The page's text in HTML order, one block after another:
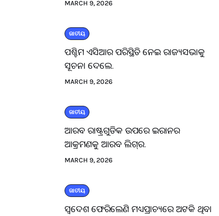
MARCH 9, 2026
ଜାତୀୟ
ପଶ୍ଚିମ ଏସିଆର ପରିସ୍ଥିତି ନେଇ ରାଜ୍ୟସଭାକୁ
ସୂଚନା ଦେଲେ.
MARCH 9, 2026
ଜାତୀୟ
ଆରବ ରାଷ୍ଟ୍ରଗୁଡିକ ଉପରେ ଇରାନର
ଆକ୍ରମଣକୁ ଆରବ ଲିଗ୍‌ର.
MARCH 9, 2026
ଜାତୀୟ
ସ୍ବଦେଶ ଫେରିଲେଣି ମଧ୍ୟପ୍ରାଚ୍ୟରେ ଅଟକି ଥିବା